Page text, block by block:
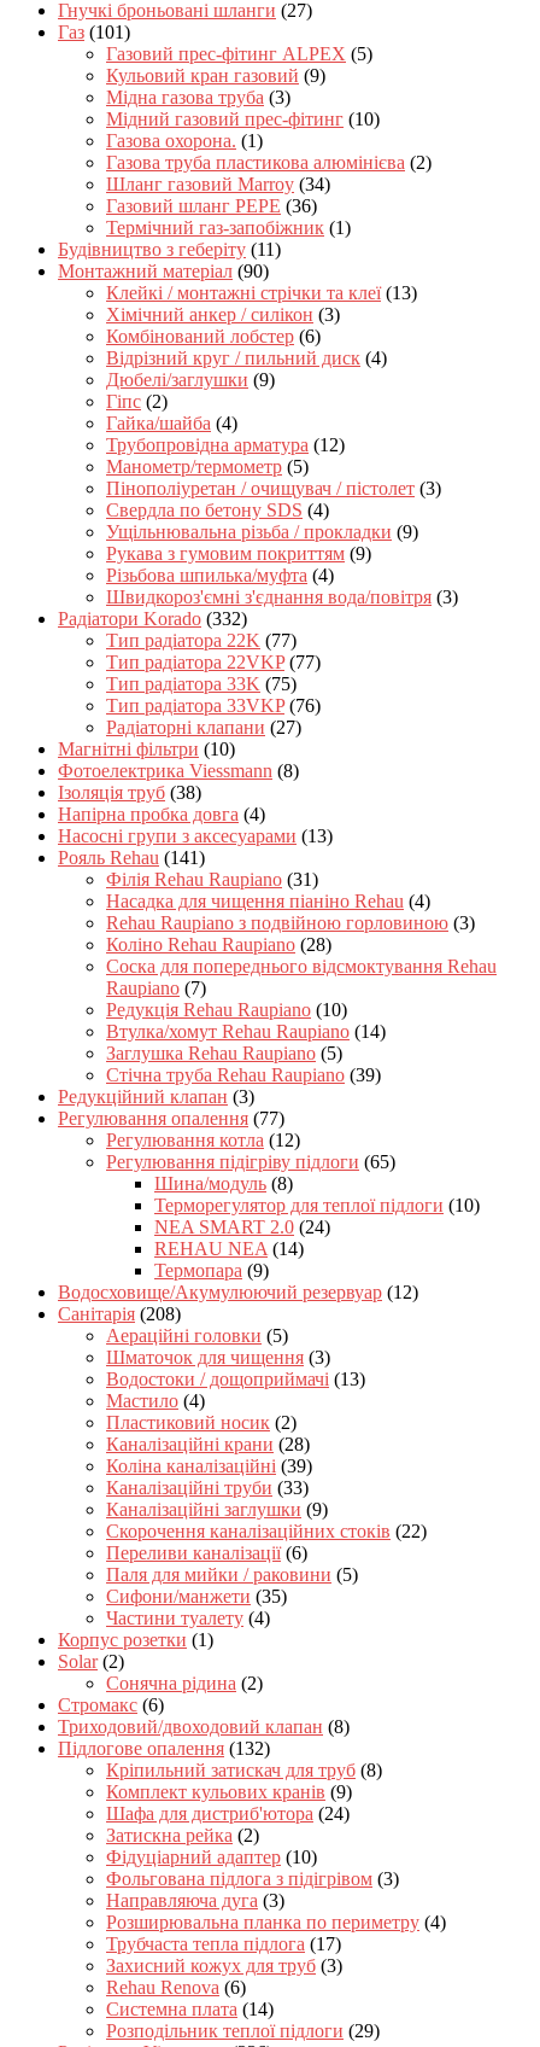
Гнучкі броньовані шланги (27)
Газ (101)
Газовий прес-фітинг ALPEX (5)
Кульовий кран газовий (9)
Мідна газова труба (3)
Мідний газовий прес-фітинг (10)
Газова охорона. (1)
Газова труба пластикова алюмінієва (2)
Шланг газовий Marroy (34)
Газовий шланг PEPE (36)
Термічний газ-запобіжник (1)
Будівництво з геберіту (11)
Монтажний матеріал (90)
Клейкі / монтажні стрічки та клеї (13)
Хімічний анкер / силікон (3)
Комбінований лобстер (6)
Відрізний круг / пильний диск (4)
Дюбелі/заглушки (9)
Гіпс (2)
Гайка/шайба (4)
Трубопровідна арматура (12)
Манометр/термометр (5)
Пінополіуретан / очищувач / пістолет (3)
Свердла по бетону SDS (4)
Ущільнювальна різьба / прокладки (9)
Рукава з гумовим покриттям (9)
Різьбова шпилька/муфта (4)
Швидкороз'ємні з'єднання вода/повітря (3)
Радіатори Korado (332)
Тип радіатора 22K (77)
Тип радіатора 22VKP (77)
Тип радіатора 33K (75)
Тип радіатора 33VKP (76)
Радіаторні клапани (27)
Магнітні фільтри (10)
Фотоелектрика Viessmann (8)
Ізоляція труб (38)
Напірна пробка довга (4)
Насосні групи з аксесуарами (13)
Рояль Rehau (141)
Філія Rehau Raupiano (31)
Насадка для чищення піаніно Rehau (4)
Rehau Raupiano з подвійною горловиною (3)
Коліно Rehau Raupiano (28)
Соска для попереднього відсмоктування Rehau
Raupiano (7)
Редукція Rehau Raupiano (10)
Втулка/хомут Rehau Raupiano (14)
Заглушка Rehau Raupiano (5)
Стічна труба Rehau Raupiano (39)
Редукційний клапан (3)
Регулювання опалення (77)
Регулювання котла (12)
Регулювання підігріву підлоги (65)
Шина/модуль (8)
Терморегулятор для теплої підлоги (10)
NEA SMART 2.0 (24)
REHAU NEA (14)
Термопара (9)
Водосховище/Акумулюючий резервуар (12)
Санітарія (208)
Аераційні головки (5)
Шматочок для чищення (3)
Водостоки / дощоприймачі (13)
Мастило (4)
Пластиковий носик (2)
Каналізаційні крани (28)
Коліна каналізаційні (39)
Каналізаційні труби (33)
Каналізаційні заглушки (9)
Скорочення каналізаційних стоків (22)
Переливи каналізації (6)
Паля для мийки / раковини (5)
Сифони/манжети (35)
Частини туалету (4)
Корпус розетки (1)
Solar (2)
Сонячна рідина (2)
Стромакс (6)
Триходовий/двоходовий клапан (8)
Підлогове опалення (132)
Кріпильний затискач для труб (8)
Комплект кульових кранів (9)
Шафа для дистриб'ютора (24)
Затискна рейка (2)
Фідуціарний адаптер (10)
Фольгована підлога з підігрівом (3)
Направляюча дуга (3)
Розширювальна планка по периметру (4)
Трубчаста тепла підлога (17)
Захисний кожух для труб (3)
Rehau Renova (6)
Системна плата (14)
Розподільник теплої підлоги (29)